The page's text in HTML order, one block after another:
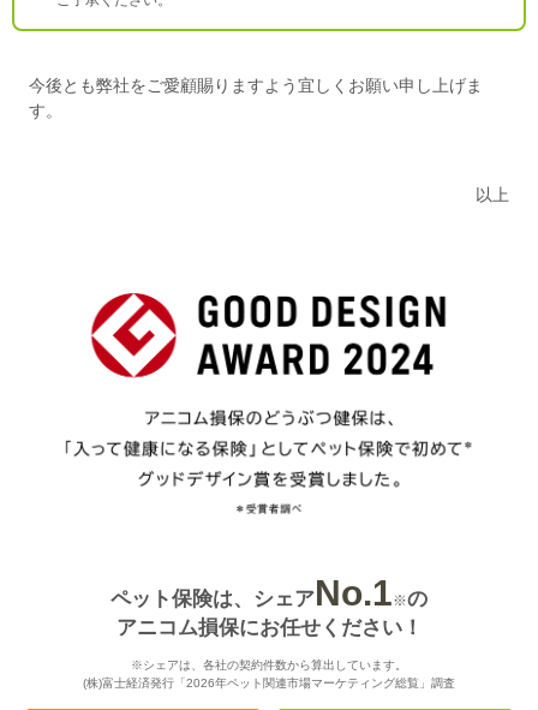
今後とも弊社をご愛顧賜りますよう宜しくお願い申し上げま
す。
以上
ペット保険は、シェアNo.1※の
アニコム損保にお任せください！
※シェアは、各社の契約件数から算出しています。
(株)富士経済発行「2026年ペット関連市場マーケティング総覧」調査